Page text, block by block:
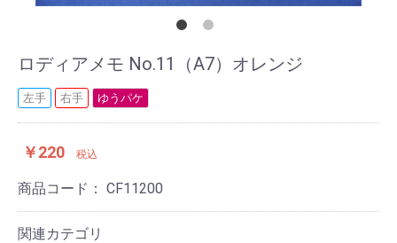
ロディアメモ No.11（A7）オレンジ
左手 右手 ゆうパケ
￥220 税込
商品コード： CF11200
関連カテゴリ